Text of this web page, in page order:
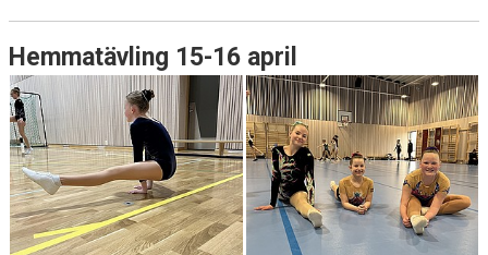
Hemmatävling 15-16 april